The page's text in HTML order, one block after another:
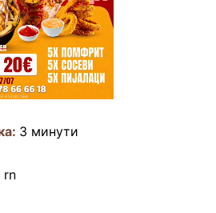
3 минути
rn